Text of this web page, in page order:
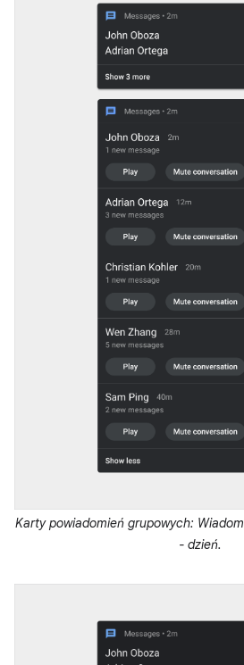
Karty powiadomień grupowych:
- dzień.